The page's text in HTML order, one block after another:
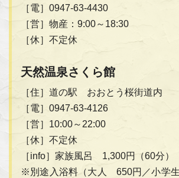
［電］0947-63-4430
［営］物産：9:00～18:30
［休］不定休
天然温泉さくら館
［住］道の駅 おおとう桜街道内
［電］0947-63-4126
［営］10:00～22:00
［休］不定休
［info］家族風呂 1,300円（60分）
※別途入浴料（大人 650円／小学